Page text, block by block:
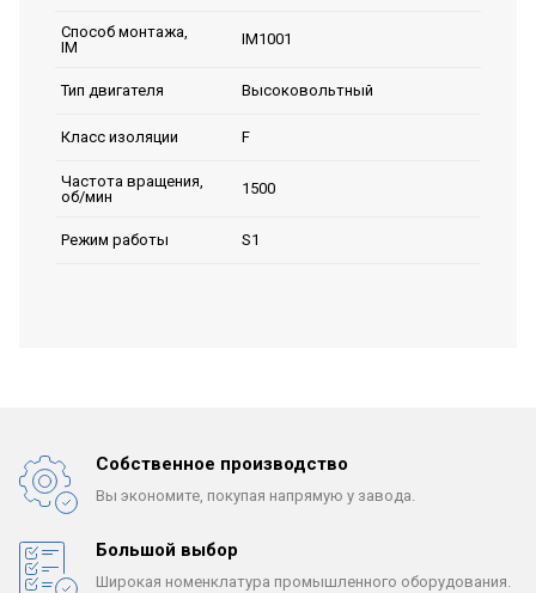
Способ монтажа,
IM
IM1001
Тип двигателя Высоковольтный
Класс изоляции F
Частота вращения,
об/мин
1500
Режим работы S1
Собственное производство
Вы экономите, покупая напрямую у завода.
Большой выбор
Широкая номенклатура промышленного оборудования.